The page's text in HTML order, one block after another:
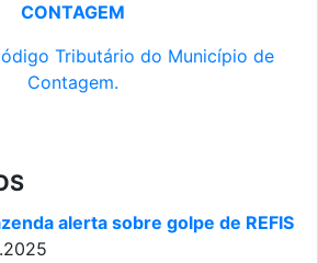
CONTAGEM
Tributário do Município de
Contagem.
alerta sobre golpe de REFIS